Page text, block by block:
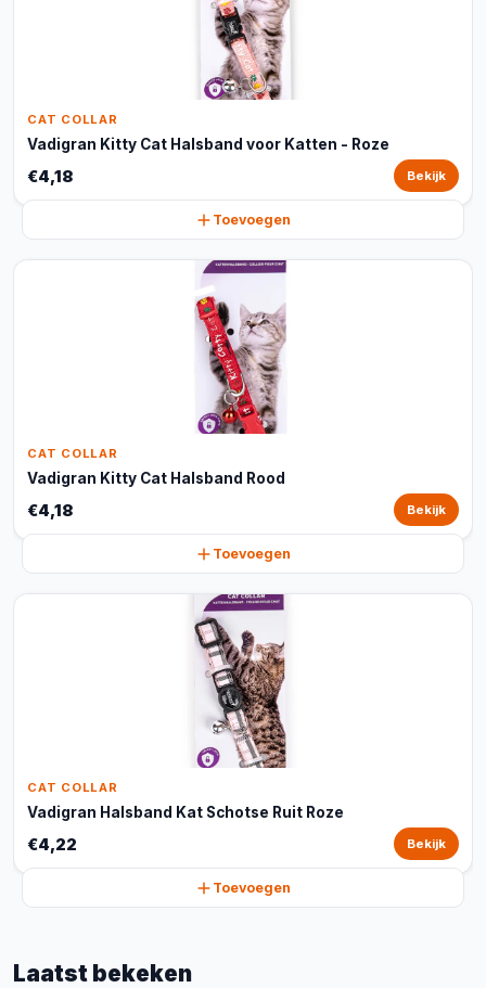
CAT COLLAR
Vadigran Kitty Cat Halsband voor Katten - Roze
€4,18 Bekijk
Toevoegen
CAT COLLAR
Vadigran Kitty Cat Halsband Rood
€4,18 Bekijk
Toevoegen
CAT COLLAR
Vadigran Halsband Kat Schotse Ruit Roze
€4,22 Bekijk
Toevoegen
Laatst bekeken